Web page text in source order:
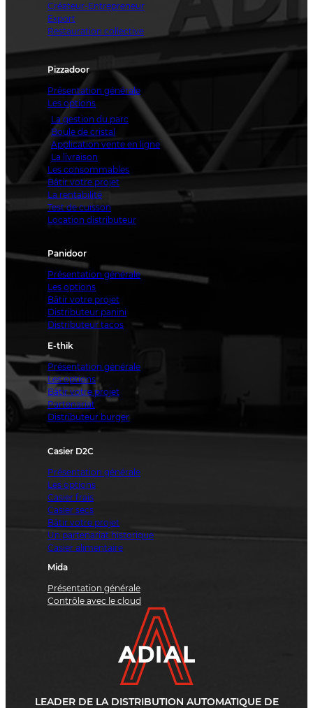
Créateur-Entrepreneur
Export
Restauration collective
Pizzadoor
Présentation générale
Les options
La gestion du parc
Boule de cristal
Application vente en ligne
La livraison
Les consommables
Bâtir votre projet
La rentabilité
Test de cuisson
Location distributeur
Panidoor
Présentation générale
Les options
Bâtir votre projet
Distributeur panini
Distributeur tacos
E-thik
Présentation générale
Les options
Bâtir votre projet
Partenariat
Distributeur burger
Casier D2C
Présentation générale
Les options
Casier frais
Casier secs
Bâtir votre projet
Un partenariat historique
Casier alimentaire
Mida
Présentation générale
Contrôle avec le cloud
LEADER DE LA DISTRIBUTION AUTOMATIQUE DE